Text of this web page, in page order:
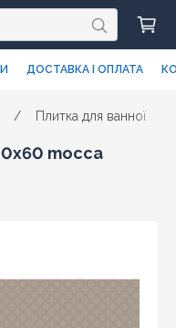
ДОСТАВКА І ОПЛАТА
/ Плитка для ванної
mocca